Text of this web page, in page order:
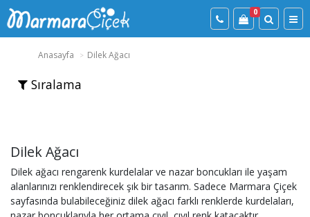
0
Anasayfa Dilek Ağacı
Sıralama
Dilek Ağacı
Dilek ağacı rengarenk kurdelalar ve nazar boncukları ile yaşam
alanlarınızı renklendirecek şık bir tasarım. Sadece Marmara Çiçek
sayfasında bulabileceğiniz dilek ağacı farklı renklerde kurdelaları,